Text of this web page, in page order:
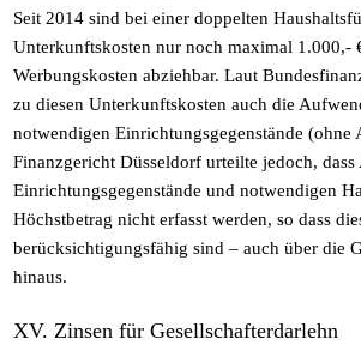
Seit 2014 sind bei einer doppelten
Unterkunftskosten nur noch maximal 1.000,-
Werbungskosten abziehbar. Laut
zu diesen Unterkunftskosten auch die
notwendigen Einrichtungsgegenstände (ohne
Finanzgericht Düsseldorf urteilte jedoch,
Einrichtungsgegenstände und notwendigen
Höchstbetrag nicht erfasst werden, so dass
berücksichtigungsfähig sind – auch über die
hinaus.
XV. Zinsen für Gesellschafterdarlehn